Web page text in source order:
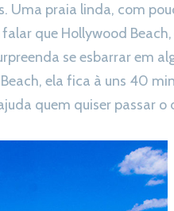
Uma praia linda, com
que Hollywood
se esbarrar em
ela fica à uns 40
quem quiser passar o